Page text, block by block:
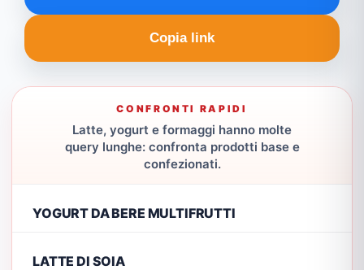
Copia link
CONFRONTI RAPIDI
Latte, yogurt e formaggi hanno molte
query lunghe: confronta prodotti base e
confezionati.
YOGURT DA BERE MULTIFRUTTI
LATTE DI SOIA